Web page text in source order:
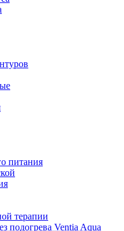
питания
терапии
подогрева Ventia Aqua